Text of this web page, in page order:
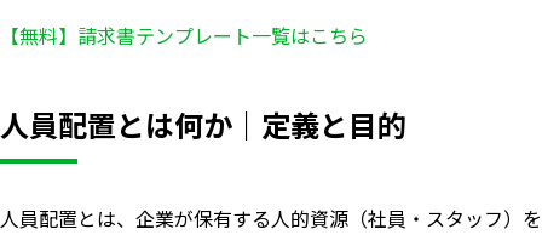
【無料】請求書テンプレート一覧はこちら
人員配置とは何か｜定義と目的
人員配置とは、企業が保有する人的資源（社員・スタッフ）